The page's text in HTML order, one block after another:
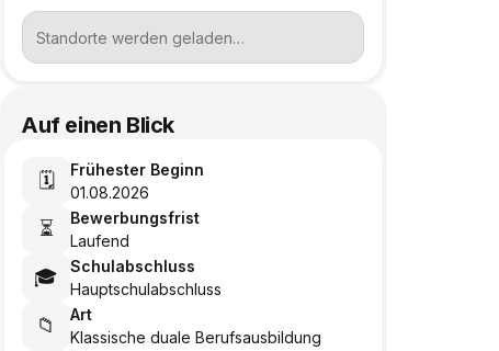
Auf einen Blick
🗓️
Frühester Beginn
01.08.2026
⏳
Bewerbungsfrist
Laufend
🎓
Schulabschluss
Hauptschulabschluss
📁
Art
Klassische duale Berufsausbildung